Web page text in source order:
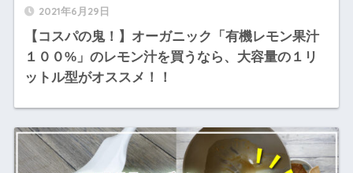
2021年6月29日
【コスパの鬼！】オーガニック「有機レモン果汁
１００%」のレモン汁を買うなら、大容量の１リ
ットル型がオススメ！！